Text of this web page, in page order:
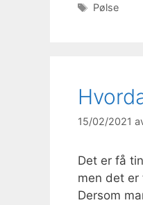
Stikkord
Pølse
15/02/2021
Det er få
men det er
Dersom